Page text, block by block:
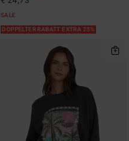
SALE
DOPPELTER RABATT EXTRA 25%